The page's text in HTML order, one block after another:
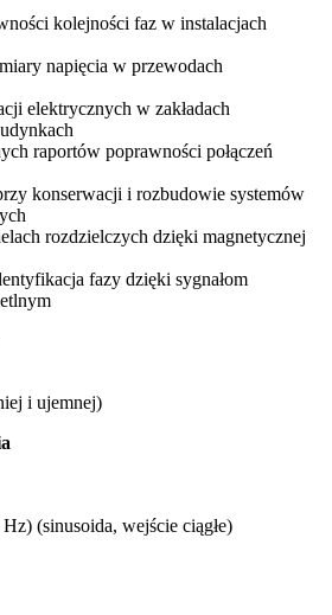
kolejności faz w instalacjach
napięcia w przewodach
elektrycznych w zakładach
raportów poprawności połączeń
konserwacji i rozbudowie systemów
rozdzielczych dzięki magnetycznej
fazy dzięki sygnałom
i ujemnej)
(sinusoida, wejście ciągłe)